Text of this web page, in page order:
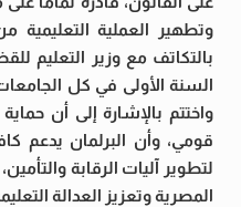
وتطهير العملية التعليمية
بالتكاتف مع وزير التعليم
السنة الأولى في كل
واختتم بالإشارة إلى أن
قومي، وأن البرلمان يدعم
لتطوير آليات الرقابة
المصرية وتعزيز العدالة